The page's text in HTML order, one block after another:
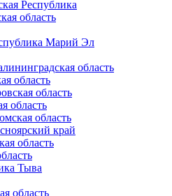
Республика
область
Марий Эл
область
область
область
область
область
край
область
Тыва
область